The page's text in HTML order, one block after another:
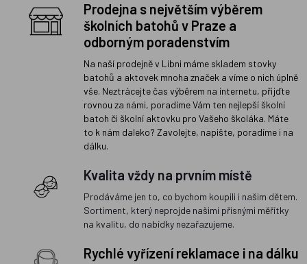
Prodejna s největším výběrem
školních batohů v Praze a
odborným poradenstvím
Na naší prodejně v Libni máme skladem stovky
batohů a aktovek mnoha značek a víme o nich úplně
vše. Neztrácejte čas výběrem na internetu, přijďte
rovnou za námi, poradíme Vám ten nejlepší školní
batoh či školní aktovku pro Vašeho školáka. Máte
to k nám daleko? Zavolejte, napište, poradíme i na
dálku.
Kvalita vždy na prvním místě
Prodáváme jen to, co bychom koupili i našim dětem.
Sortiment, který neprojde našimi přísnými měřítky
na kvalitu, do nabídky nezařazujeme.
Rychlé vyřízení reklamace i na dálku